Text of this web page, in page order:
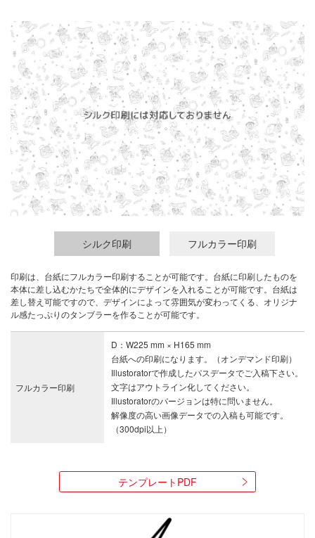
シルク印刷 フルカラー印刷
印刷は、台紙にフルカラー印刷することが可能です。台紙に印刷したものを
本体に差し込むかたちで全体的にデザインを入れることが可能です。台紙は
差し替え可能ですので、デザインによって雰囲気が変わってくる、オリジナ
ル感たっぷりのタンブラーを作ることが可能です。
フルカラー印刷
D：W225 mm × H165 mm
台紙への印刷になります。（オンデマンド印刷）
Illustoratorで作成したパスデータでご入稿下さい。
文字はアウトライン化してください。
Illustoratorのバージョンは特に問いません。
解像度の高い画像データでの入稿も可能です。
（300dpi以上）
テンプレートPDF